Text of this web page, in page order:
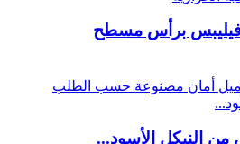
برأس مسطح
النيكل الأسود...